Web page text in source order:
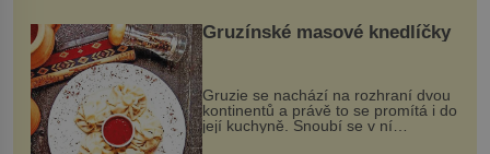
Gruzínské masové knedlíčky
Gruzie se nachází na rozhraní dvou
kontinentů a právě to se promítá i do
její kuchyně. Snoubí se v ní
evropské a asijské chutě a díky tomu